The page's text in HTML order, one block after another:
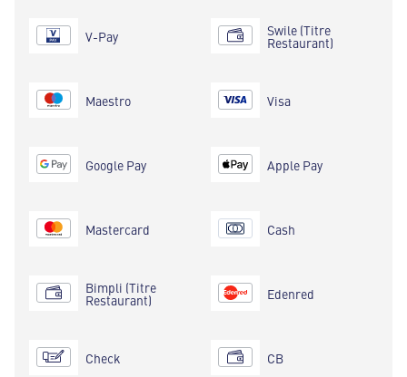
V-Pay
Maestro
Google Pay
Mastercard
Bimpli (Titre
Restaurant)
Check
Swile (Titre
Restaurant)
Visa
Apple Pay
Cash
Edenred
CB